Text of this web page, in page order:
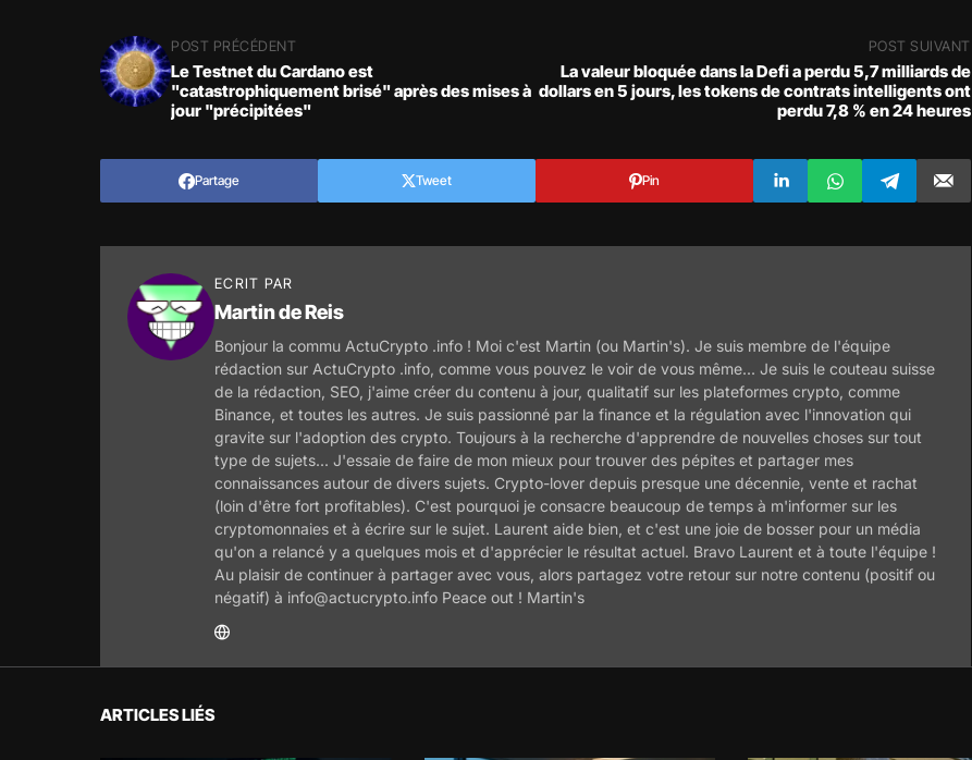
POST PRÉCÉDENT
Le Testnet du Cardano est
"catastrophiquement brisé" après des mises à
jour "précipitées"
POST SUIVANT
La valeur bloquée dans la Defi a perdu 5,7 milliards de
dollars en 5 jours, les tokens de contrats intelligents ont
perdu 7,8 % en 24 heures
Partage Tweet Pin
ECRIT PAR
Martin de Reis
Bonjour la commu ActuCrypto .info ! Moi c'est Martin (ou Martin's). Je suis membre de l'équipe
rédaction sur ActuCrypto .info, comme vous pouvez le voir de vous même... Je suis le couteau suisse
de la rédaction, SEO, j'aime créer du contenu à jour, qualitatif sur les plateformes crypto, comme
Binance, et toutes les autres. Je suis passionné par la finance et la régulation avec l'innovation qui
gravite sur l'adoption des crypto. Toujours à la recherche d'apprendre de nouvelles choses sur tout
type de sujets... J'essaie de faire de mon mieux pour trouver des pépites et partager mes
connaissances autour de divers sujets. Crypto-lover depuis presque une décennie, vente et rachat
(loin d'être fort profitables). C'est pourquoi je consacre beaucoup de temps à m'informer sur les
cryptomonnaies et à écrire sur le sujet. Laurent aide bien, et c'est une joie de bosser pour un média
qu'on a relancé y a quelques mois et d'apprécier le résultat actuel. Bravo Laurent et à toute l'équipe !
Au plaisir de continuer à partager avec vous, alors partagez votre retour sur notre contenu (positif ou
négatif) à info@actucrypto.info Peace out ! Martin's
ARTICLES LIÉS